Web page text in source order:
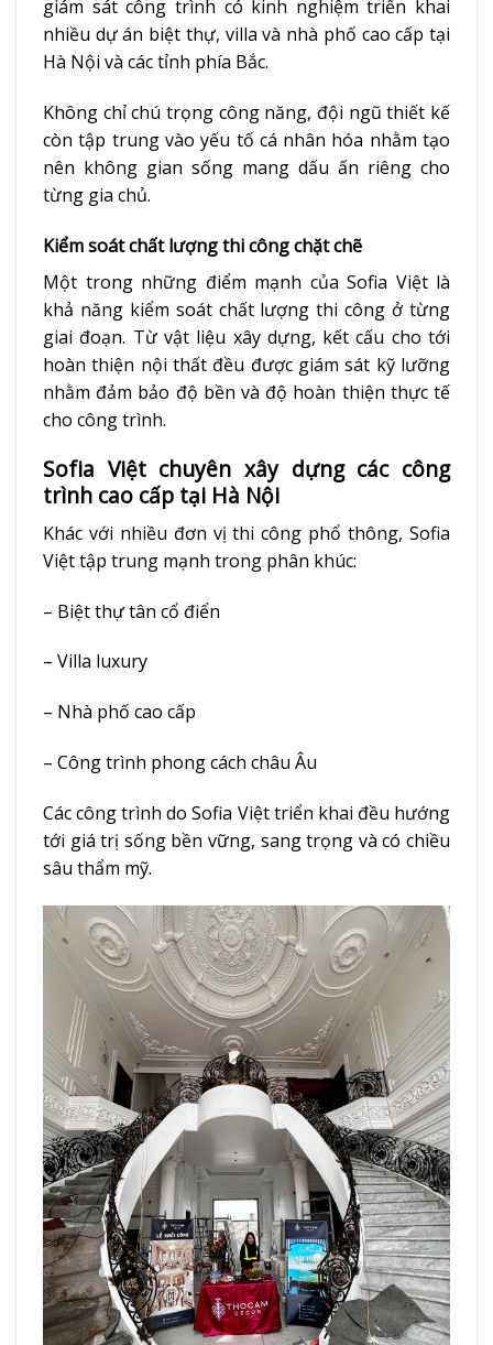
giám sát công trình có kinh nghiệm triển khai
nhiều dự án biệt thự, villa và nhà phố cao cấp tại
Hà Nội và các tỉnh phía Bắc.
Không chỉ chú trọng công năng, đội ngũ thiết kế
còn tập trung vào yếu tố cá nhân hóa nhằm tạo
nên không gian sống mang dấu ấn riêng cho
từng gia chủ.
Kiểm soát chất lượng thi công chặt chẽ
Một trong những điểm mạnh của Sofia Việt là
khả năng kiểm soát chất lượng thi công ở từng
giai đoạn. Từ vật liệu xây dựng, kết cấu cho tới
hoàn thiện nội thất đều được giám sát kỹ lưỡng
nhằm đảm bảo độ bền và độ hoàn thiện thực tế
cho công trình.
Sofia Việt chuyên xây dựng các công
trình cao cấp tại Hà Nội
Khác với nhiều đơn vị thi công phổ thông, Sofia
Việt tập trung mạnh trong phân khúc:
– Biệt thự tân cổ điển
– Villa luxury
– Nhà phố cao cấp
– Công trình phong cách châu Âu
Các công trình do Sofia Việt triển khai đều hướng
tới giá trị sống bền vững, sang trọng và có chiều
sâu thẩm mỹ.